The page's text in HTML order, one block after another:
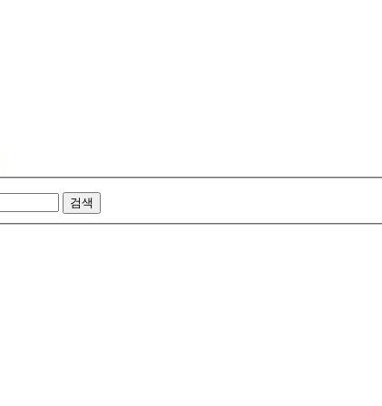
검색